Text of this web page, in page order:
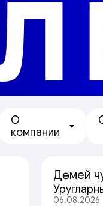
О
компании
Дөмей
06.08.2026